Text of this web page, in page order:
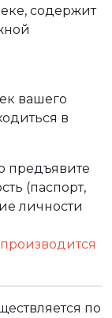
содержит
вашего
в
предъявите
(паспорт,
личности
по